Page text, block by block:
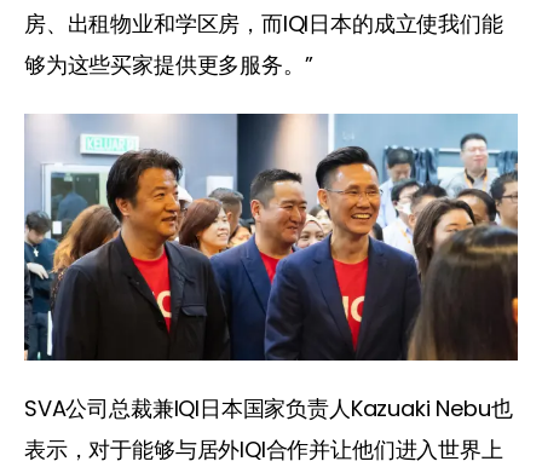
房、出租物业和学区房，而IQI日本的成立使我们能
够为这些买家提供更多服务。”
SVA公司总裁兼IQI日本国家负责人Kazuaki Nebu也
表示，对于能够与居外IQI合作并让他们进入世界上